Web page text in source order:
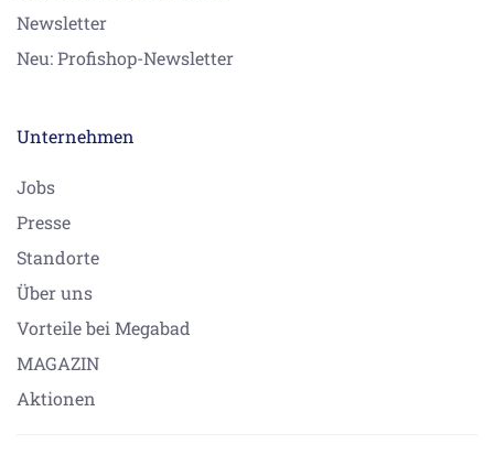
Newsletter
Neu: Profishop-Newsletter
Unternehmen
Jobs
Presse
Standorte
Über uns
Vorteile bei Megabad
MAGAZIN
Aktionen